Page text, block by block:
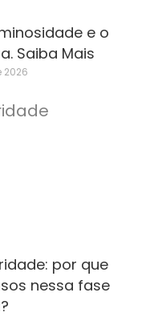
e o
Saiba Mais
2026
por que
nessa fase